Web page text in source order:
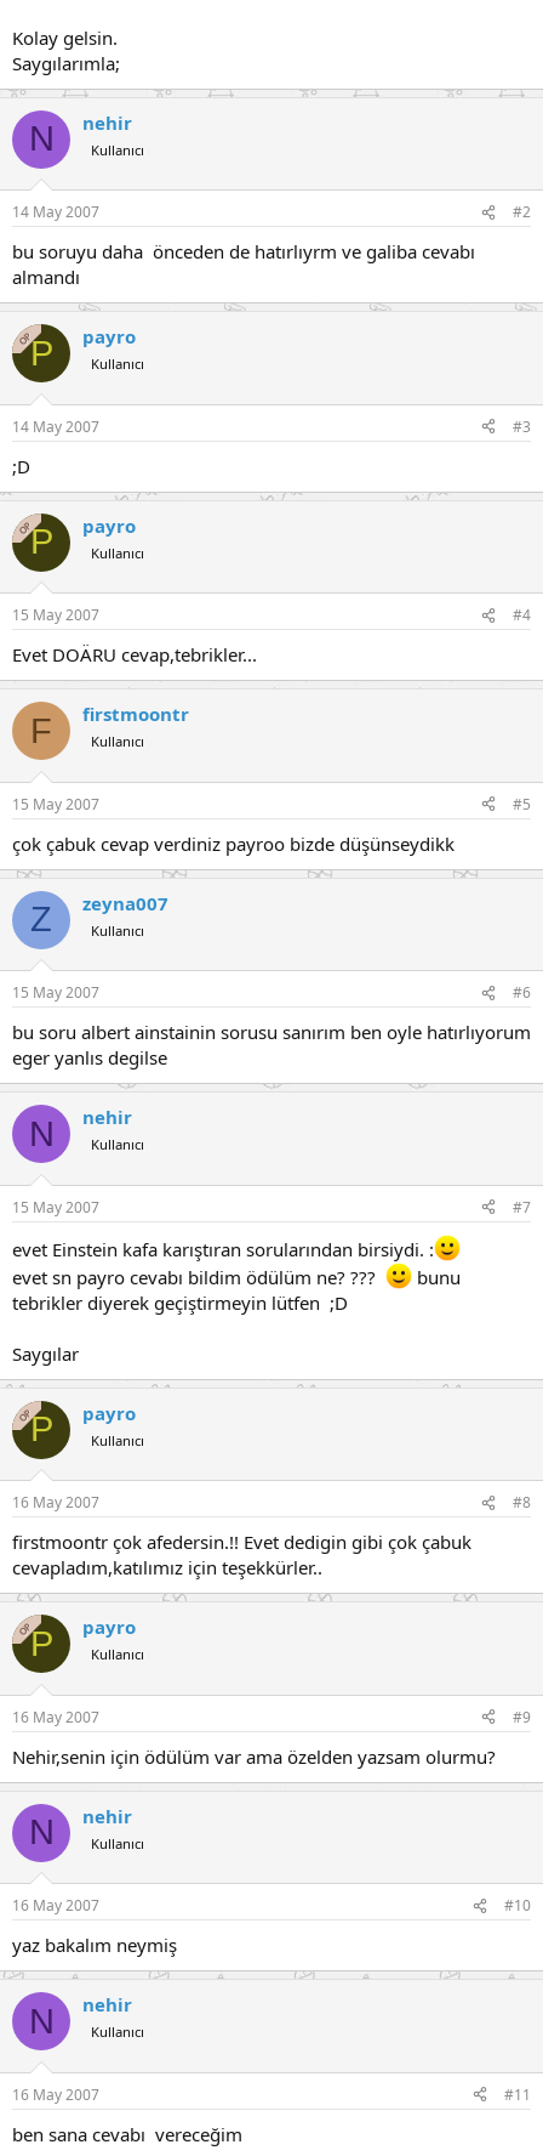
Kolay gelsin.
Saygılarımla;
N nehir
Kullanıcı
14 May 2007 #2
bu soruyu daha önceden de hatırlıyrm ve galiba cevabı
almandı
OPP payro
Kullanıcı
14 May 2007 #3
;D
OPP payro
Kullanıcı
15 May 2007 #4
Evet DOÄRU cevap,tebrikler...
F firstmoontr
Kullanıcı
15 May 2007 #5
çok çabuk cevap verdiniz payroo bizde düşünseydikk
Z zeyna007
Kullanıcı
15 May 2007 #6
bu soru albert ainstainin sorusu sanırım ben oyle hatırlıyorum
eger yanlıs degilse
N nehir
Kullanıcı
15 May 2007 #7
evet Einstein kafa karıştıran sorularından birsiydi. :
evet sn payro cevabı bildim ödülüm ne? ???
bunu
tebrikler diyerek geçiştirmeyin lütfen ;D
Saygılar
OPP payro
Kullanıcı
16 May 2007 #8
firstmoontr çok afedersin.!! Evet dedigin gibi çok çabuk
cevapladım,katılımız için teşekkürler..
OPP payro
Kullanıcı
16 May 2007 #9
Nehir,senin için ödülüm var ama özelden yazsam olurmu?
N nehir
Kullanıcı
16 May 2007 #10
yaz bakalım neymiş
N nehir
Kullanıcı
16 May 2007 #11
ben sana cevabı vereceğim